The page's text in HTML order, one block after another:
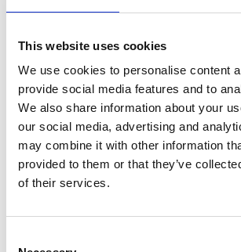
This website uses cookies
We use cookies to personalise content
provide social media features and to
We also share information about your
our social media, advertising and
may combine it with other information
provided to them or that they’ve
of their services.
€1.119,00 €1.359,00 Excl. Btw
€1.353,99 €1.644,39 Incl. BTW
Gratis verzending binnen 1-3
mogelijk in Zevenaar (NL) of Maaseik
Toevoegen aan